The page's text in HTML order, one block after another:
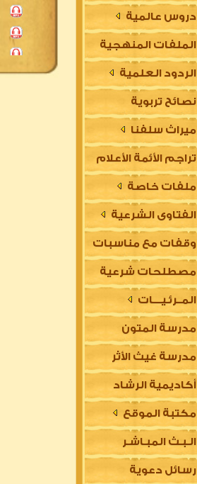
دروس عالمية
الملفات المنهجية
الردود العلمية
نصائح تربوية
ميراث سلفنا
تراجم الأئمة الأعلام
ملفات خاصة
الفتاوى الشرعية
وقفات مع مناسبات
مصطلحات شرعية
المــرئـيــــات
مدرسة المتون
العلمية
مدرسة غيث الأثر
السلفية
أكاديمية الرشاد
العلمية للتأسيس
في مقدمات العلوم
الشرعية (للتعليم
مكتبة الموقع
الـبـث المبـاشـر
رسائل دعوية